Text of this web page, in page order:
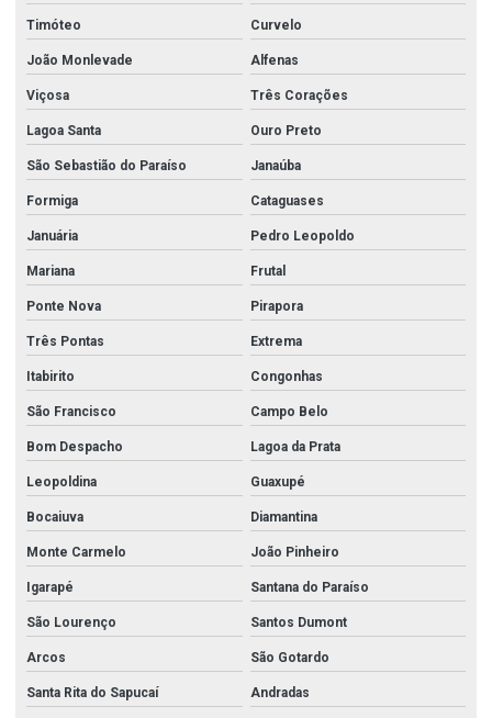
Timóteo Curvelo
João Monlevade Alfenas
Viçosa Três Corações
Lagoa Santa Ouro Preto
São Sebastião do Paraíso Janaúba
Formiga Cataguases
Januária Pedro Leopoldo
Mariana Frutal
Ponte Nova Pirapora
Três Pontas Extrema
Itabirito Congonhas
São Francisco Campo Belo
Bom Despacho Lagoa da Prata
Leopoldina Guaxupé
Bocaiuva Diamantina
Monte Carmelo João Pinheiro
Igarapé Santana do Paraíso
São Lourenço Santos Dumont
Arcos São Gotardo
Santa Rita do Sapucaí Andradas